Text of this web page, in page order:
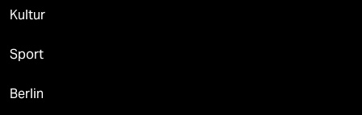
Kultur
Sport
Berlin